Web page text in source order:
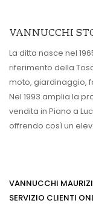
VANNUCCHI
La ditta nasce nel
riferimento della
moto, giardinaggio,
Nel 1993 amplia la
vendita in Piano a
offrendo così un
VANNUCCHI
SERVIZIO CLIENTI